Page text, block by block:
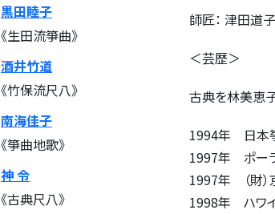
師匠： 津田道
＜芸歴＞
古典を林美恵
1994年 日本箏
1997年 ポーラ
1997年 （財）
1998年 ハワ
黒田睦子
《生田流箏曲》
酒井竹道
《竹保流尺八》
南海佳子
《箏曲地歌》
神 令
《古典尺八》